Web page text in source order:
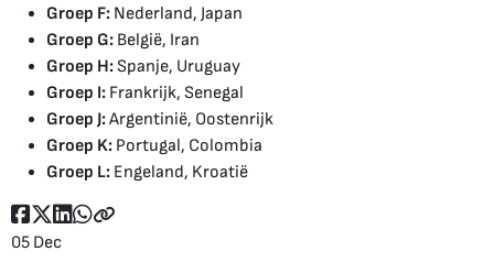
Groep F: Nederland, Japan
Groep G: België, Iran
Groep H:Spanje, Uruguay
Groep I: Frankrijk, Senegal
Groep J:Argentinië, Oostenrijk
Groep K: Portugal, Colombia
Groep L: Engeland, Kroatië
05 Dec